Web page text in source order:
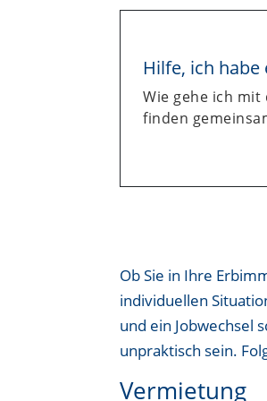
Hilfe, ich
Wie gehe ich
finden
Ob Sie in Ihre
individuellen
und ein Jobwechsel
unpraktisch sein.
Vermietung